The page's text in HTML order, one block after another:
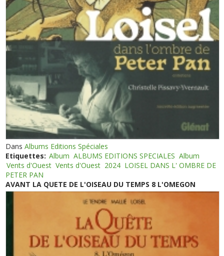
DansAlbums Editions Spéciales
Etiquettes: Album ALBUMS EDITIONS SPECIALES Album
Vents d'Ouest Vents d'Ouest 2024 LOISEL DANS L' OMBRE DE
PETER PAN
AVANT LA QUETE DE L'OISEAU DU TEMPS 8 L'OMEGON